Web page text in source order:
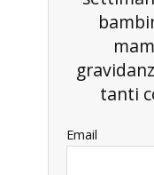
tanti
Email